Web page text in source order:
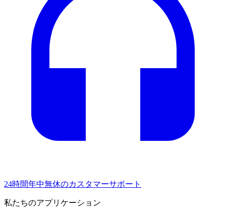
24時間年中無休のカスタマーサポート
私たちのアプリケーション